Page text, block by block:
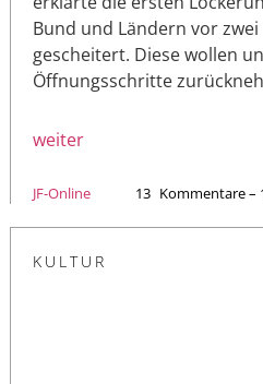
Bund und Ländern vor
gescheitert. Diese wollen
Öffnungsschritte
weiter
JF-Online 13 Kommentare –
KULTUR